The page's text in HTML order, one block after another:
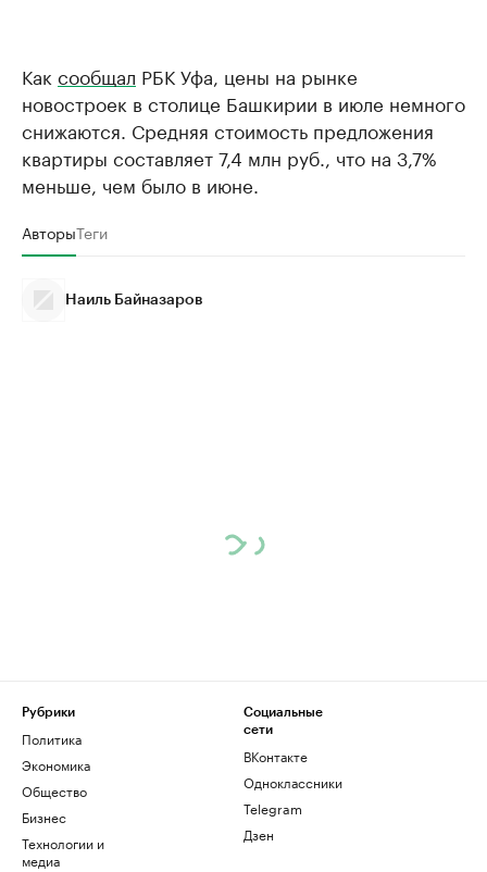
Как сообщал РБК Уфа, цены на рынке
новостроек в столице Башкирии в июле немного
снижаются. Средняя стоимость предложения
квартиры составляет 7,4 млн руб., что на 3,7%
меньше, чем было в июне.
АвторыТеги
Наиль Байназаров
Рубрики
Политика
Экономика
Общество
Бизнес
Технологии и
медиа
Социальные
сети
ВКонтакте
Одноклассники
Telegram
Дзен